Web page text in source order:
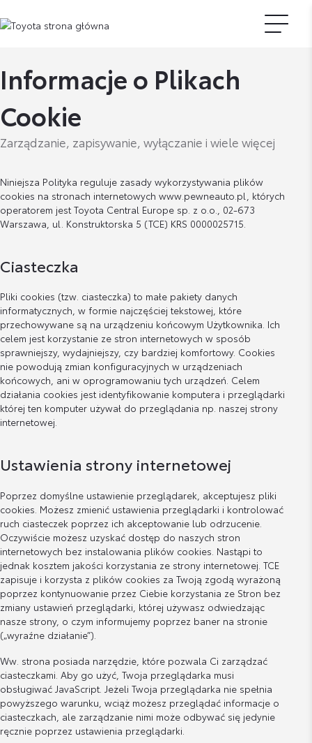
Informacje o Plikach
Cookie
Zarządzanie, zapisywanie, wyłączanie i wiele więcej
Niniejsza Polityka reguluje zasady wykorzystywania plików
cookies na stronach internetowych www.pewneauto.pl, których
operatorem jest Toyota Central Europe sp. z o.o., 02-673
Warszawa, ul. Konstruktorska 5 (TCE) KRS 0000025715.
Ciasteczka
Pliki cookies (tzw. ciasteczka) to małe pakiety danych
informatycznych, w formie najczęściej tekstowej, które
przechowywane są na urządzeniu końcowym Użytkownika. Ich
celem jest korzystanie ze stron internetowych w sposób
sprawniejszy, wydajniejszy, czy bardziej komfortowy. Cookies
nie powodują zmian konfiguracyjnych w urządzeniach
końcowych, ani w oprogramowaniu tych urządzeń. Celem
działania cookies jest identyfikowanie komputera i przeglądarki
której ten komputer używał do przeglądania np. naszej strony
internetowej.
Ustawienia strony internetowej
Poprzez domyślne ustawienie przeglądarek, akceptujesz pliki
cookies. Możesz zmienić ustawienia przeglądarki i kontrolować
ruch ciasteczek poprzez ich akceptowanie lub odrzucenie.
Oczywiście możesz uzyskać dostęp do naszych stron
internetowych bez instalowania plików cookies. Nastąpi to
jednak kosztem jakości korzystania ze strony internetowej. TCE
zapisuje i korzysta z plików cookies za Twoją zgodą wyrażoną
poprzez kontynuowanie przez Ciebie korzystania ze Stron bez
zmiany ustawień przeglądarki, której używasz odwiedzając
nasze strony, o czym informujemy poprzez baner na stronie
(„wyraźne działanie”).
Ww. strona posiada narzędzie, które pozwala Ci zarządzać
ciasteczkami. Aby go użyć, Twoja przeglądarka musi
obsługiwać JavaScript. Jeżeli Twoja przeglądarka nie spełnia
powyższego warunku, wciąż możesz przeglądać informacje o
ciasteczkach, ale zarządzanie nimi może odbywać się jedynie
ręcznie poprzez ustawienia przeglądarki.